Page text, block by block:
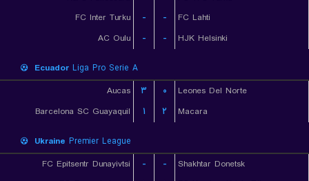
FC Inter Turku
- -
FC Lahti
AC Oulu
- - HJK Helsinki
Ecuador Liga Pro Serie A
Aucas
۳ ۰
Leones Del Norte
Barcelona SC Guayaquil
۱ ۲ Macara
Ukraine Premier League
FC Epitsentr Dunayivtsi
- -
Shakhtar Donetsk